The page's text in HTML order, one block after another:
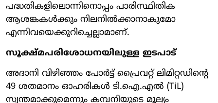
പദ്ധതികളിലൊന്നിനൊപ്പം പാരിസ്ഥിതിക
ആശങ്കകൾക്കും നിലനിൽക്കാനാകുമോ
എന്നിവയെക്കുറിച്ചെല്ലാമാണ്.
സൂക്ഷ്മപരിശോധനയിലുള്ള ഇടപാട്
അദാനി വിഴിഞ്ഞം പോർട്ട് പ്രൈവറ്റ് ലിമിറ്റഡിന്റെ
49 ശതമാനം ഓഹരികൾ ടി.ഐ.എൽ (TiL)
സ്വന്തമാക്കുമെന്നും കമ്പനിയുടെ മൂല്യം